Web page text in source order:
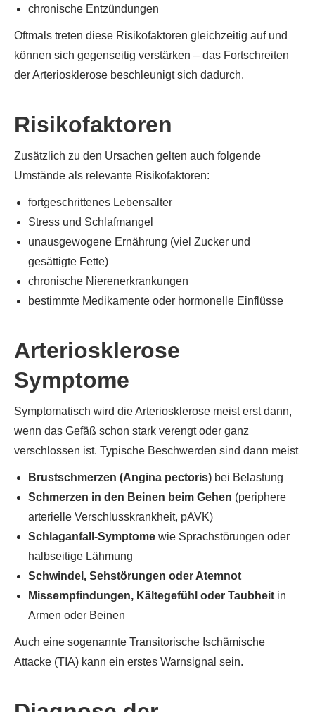
chronische Entzündungen
Oftmals treten diese Risikofaktoren gleichzeitig auf und
können sich gegenseitig verstärken – das Fortschreiten
der Arteriosklerose beschleunigt sich dadurch.
Risikofaktoren
Zusätzlich zu den Ursachen gelten auch folgende
Umstände als relevante Risikofaktoren:
fortgeschrittenes Lebensalter
Stress und Schlafmangel
unausgewogene Ernährung (viel Zucker und
gesättigte Fette)
chronische Nierenerkrankungen
bestimmte Medikamente oder hormonelle Einflüsse
Arteriosklerose
Symptome
Symptomatisch wird die Arteriosklerose meist erst dann,
wenn das Gefäß schon stark verengt oder ganz
verschlossen ist. Typische Beschwerden sind dann meist
Brustschmerzen (Angina pectoris) bei Belastung
Schmerzen in den Beinen beim Gehen (periphere
arterielle Verschlusskrankheit, pAVK)
Schlaganfall-Symptome wie Sprachstörungen oder
halbseitige Lähmung
Schwindel, Sehstörungen oder Atemnot
Missempfindungen, Kältegefühl oder Taubheit in
Armen oder Beinen
Auch eine sogenannte Transitorische Ischämische
Attacke (TIA) kann ein erstes Warnsignal sein.